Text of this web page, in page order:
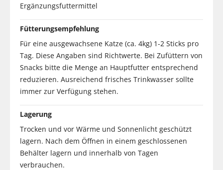
Ergänzungsfuttermittel
Fütterungsempfehlung
Für eine ausgewachsene Katze (ca. 4kg) 1-2 Sticks pro
Tag. Diese Angaben sind Richtwerte. Bei Zufüttern von
Snacks bitte die Menge an Hauptfutter entsprechend
reduzieren. Ausreichend frisches Trinkwasser sollte
immer zur Verfügung stehen.
Lagerung
Trocken und vor Wärme und Sonnenlicht geschützt
lagern. Nach dem Öffnen in einem geschlossenen
Behälter lagern und innerhalb von Tagen
verbrauchen.